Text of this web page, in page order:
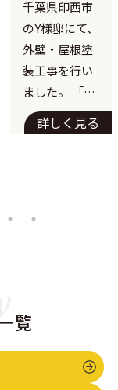
超耐候性フ
ッ素塗料と
遮熱屋根塗
装で、長期に
わたる美観
と快適性を
実現
千葉県印西市
のY様邸にて、
外壁・屋根塗
装工事を行い
ました。 「で
きるだけ長持
ちさせたい」
要望にお応え
地処理を組み
詳しく見る
覧